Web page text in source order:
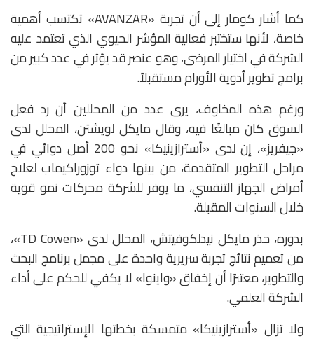
كما أشار كومار إلى أن تجربة «AVANZAR» تكتسب أهمية
خاصة، لأنها ستختبر فعالية المؤشر الحيوي الذي تعتمد عليه
الشركة في اختيار المرضى، وهو عنصر قد يؤثر في عدد كبير من
برامج تطوير أدوية الأورام مستقبلاً.
ورغم هذه المخاوف، يرى عدد من المحللين أن رد فعل
السوق كان مبالغًا فيه، وقال مايكل لويشتن، المحلل لدى
«جيفريز»، إن لدى «أسترازينيكا» نحو 200 أصل دوائي في
مراحل التطوير المتقدمة، من بينها دواء توزوراكيماب لعلاج
أمراض الجهاز التنفسي، ما يوفر للشركة محركات نمو قوية
خلال السنوات المقبلة.
بدوره، حذر مايكل نيدلكوفيتش، المحلل لدى «TD Cowen»،
من تعميم نتائج تجربة سريرية واحدة على مجمل برنامج البحث
والتطوير، معتبرًا أن إخفاق «واينوا» لا يكفي للحكم على أداء
الشركة العلمي.
ولا تزال «أسترازينيكا» متمسكة بخطتها الإستراتيجية التي